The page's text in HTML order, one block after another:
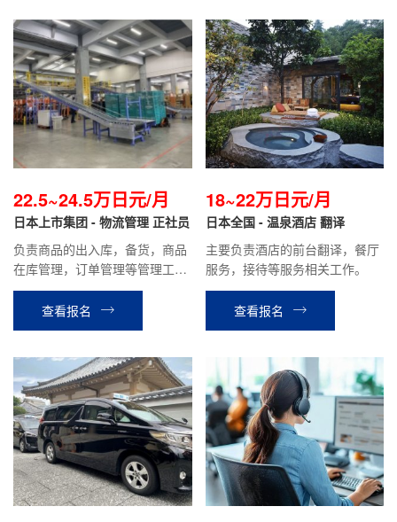
22.5~24.5万日元/月
日本上市集团 - 物流管理 正社员
负责商品的出入库，备货，商品
在库管理，订单管理等管理工
作。 负责物流中心系统的管理，
兼职及留学生，技能实习生等的
人员管理，翻译等 今后有机会转
能力)
查看报名
18~22万日元/月
日本全国 - 温泉酒店 翻译
主要负责酒店的前台翻译，餐厅
服务，接待等服务相关工作。
查看报名